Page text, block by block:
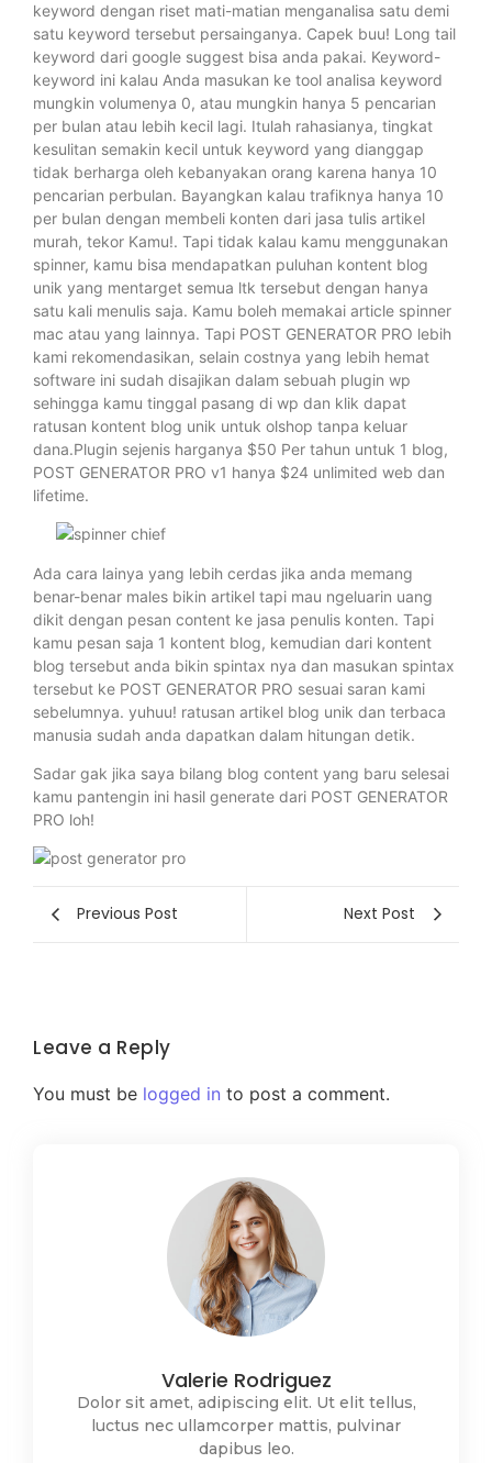
keyword dengan riset mati-matian menganalisa satu demi
satu keyword tersebut persainganya. Capek buu! Long tail
keyword dari google suggest bisa anda pakai. Keyword-
keyword ini kalau Anda masukan ke tool analisa keyword
mungkin volumenya 0, atau mungkin hanya 5 pencarian
per bulan atau lebih kecil lagi. Itulah rahasianya, tingkat
kesulitan semakin kecil untuk keyword yang dianggap
tidak berharga oleh kebanyakan orang karena hanya 10
pencarian perbulan. Bayangkan kalau trafiknya hanya 10
per bulan dengan membeli konten dari jasa tulis artikel
murah, tekor Kamu!. Tapi tidak kalau kamu menggunakan
spinner, kamu bisa mendapatkan puluhan kontent blog
unik yang mentarget semua ltk tersebut dengan hanya
satu kali menulis saja. Kamu boleh memakai article spinner
mac atau yang lainnya. Tapi POST GENERATOR PRO lebih
kami rekomendasikan, selain costnya yang lebih hemat
software ini sudah disajikan dalam sebuah plugin wp
sehingga kamu tinggal pasang di wp dan klik dapat
ratusan kontent blog unik untuk olshop tanpa keluar
dana.Plugin sejenis harganya $50 Per tahun untuk 1 blog,
POST GENERATOR PRO v1 hanya $24 unlimited web dan
lifetime.
Ada cara lainya yang lebih cerdas jika anda memang
benar-benar males bikin artikel tapi mau ngeluarin uang
dikit dengan pesan content ke jasa penulis konten. Tapi
kamu pesan saja 1 kontent blog, kemudian dari kontent
blog tersebut anda bikin spintax nya dan masukan spintax
tersebut ke POST GENERATOR PRO sesuai saran kami
sebelumnya. yuhuu! ratusan artikel blog unik dan terbaca
manusia sudah anda dapatkan dalam hitungan detik.
Sadar gak jika saya bilang blog content yang baru selesai
kamu pantengin ini hasil generate dari POST GENERATOR
PRO loh!
Previous Post Next Post
Leave a Reply
You must be logged in to post a comment.
Valerie Rodriguez
Dolor sit amet, adipiscing elit. Ut elit tellus,
luctus nec ullamcorper mattis, pulvinar
dapibus leo.